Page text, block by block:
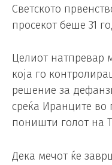
Светското
просекот беше 31
Целиот натпревар
која го
решение за
среќа Иранците во
поништи голот на
Дека мечот ќе